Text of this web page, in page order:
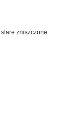
stare zniszczone